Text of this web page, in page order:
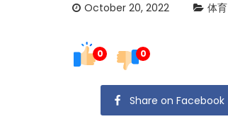
October 20, 2022 体育
0 0
Share on Facebook